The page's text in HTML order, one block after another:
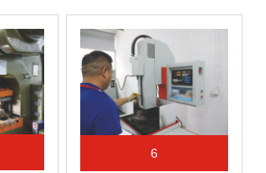
6